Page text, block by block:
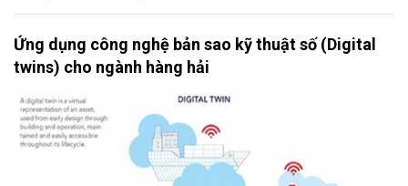
Ứng dụng công nghệ bản sao kỹ thuật số (Digital
twins) cho ngành hàng hải